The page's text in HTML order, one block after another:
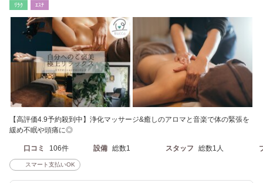
ﾘﾗｸ ｴｽﾃ
【高評価4.9予約殺到中】浄化マッサージ&癒しのアロマと音楽で体の緊張を
緩め不眠や頭痛に◎
口コミ 106件 設備 総数1 スタッフ 総数1人
スマート支払いOK